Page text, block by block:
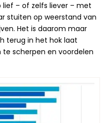
lief – of zelfs liever – met
stuiten op weerstand van
Het is daarom maar
terug in het hok laat
te scherpen en voordelen